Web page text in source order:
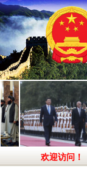
欢迎访问！